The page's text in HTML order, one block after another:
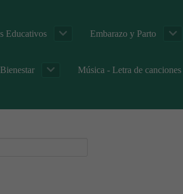
Educativos Embarazo y Parto
Música - Letra de canciones